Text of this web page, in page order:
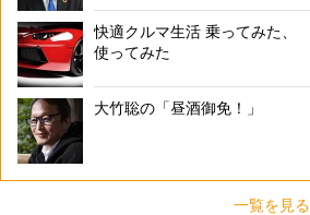
快適クルマ生活 乗ってみた、
使ってみた
大竹聡の「昼酒御免！」
一覧を見る